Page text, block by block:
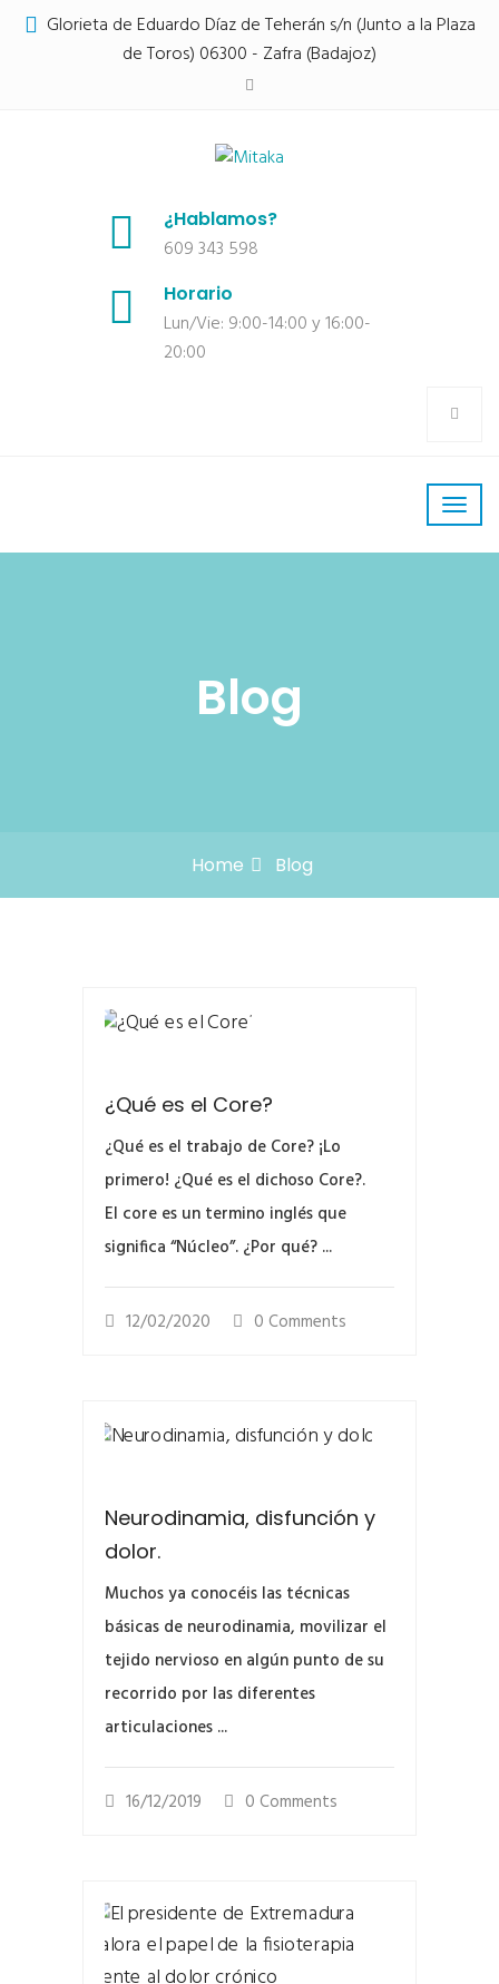
Glorieta de Eduardo Díaz de Teherán s/n (Junto a la Plaza
de Toros) 06300 - Zafra (Badajoz)
¿Hablamos?
609 343 598
Horario
Lun/Vie: 9:00-14:00 y 16:00-
20:00
Blog
Home Blog
¿Qué es el Core?
¿Qué es el trabajo de Core? ¡Lo
primero! ¿Qué es el dichoso Core?.
El core es un termino inglés que
significa “Núcleo”. ¿Por qué? ...
12/02/2020 0 Comments
Neurodinamia, disfunción y
dolor.
Muchos ya conocéis las técnicas
básicas de neurodinamia, movilizar el
tejido nervioso en algún punto de su
recorrido por las diferentes
articulaciones ...
16/12/2019 0 Comments